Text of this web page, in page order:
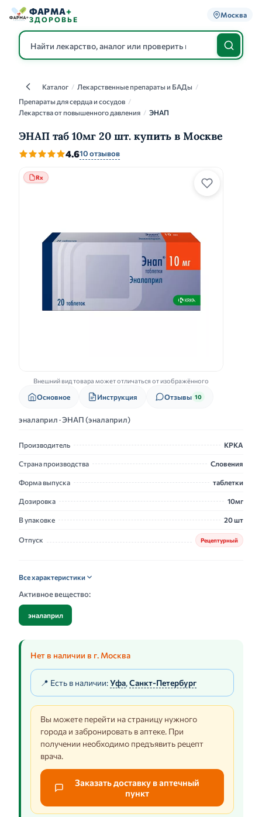
ФАРМА+
ЗДОРОВЬЕ
Москва
КаталогКаталог / Лекарственные препараты и БАДы /
Препараты для сердца и сосудов /
Лекарства от повышенного давления / ЭНАП
ЭНАП таб 10мг 20 шт. купить в Москве
4.610 отзывов
Rx
Внешний вид товара может отличаться от изображённого
Основное Инструкция Отзывы 10
эналаприл · ЭНАП (эналаприл)
Производитель КРКА
Страна производства Словения
Форма выпуска таблетки
Дозировка 10мг
В упаковке 20 шт
Отпуск Рецептурный
Все характеристики
Активное вещество:
эналаприл
Нет в наличии в г. Москва
📍 Есть в наличии:Уфа,Санкт-Петербург
Вы можете перейти на страницу нужного
города и забронировать в аптеке. При
получении необходимо предъявить рецепт
врача.
Заказать доставку в аптечный
пункт